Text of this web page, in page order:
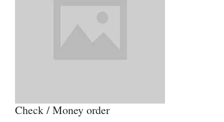
Check / Money order